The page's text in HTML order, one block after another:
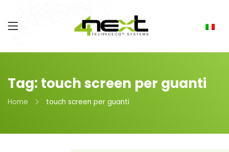
Tag: touch screen per guanti
Home touch screen per guanti